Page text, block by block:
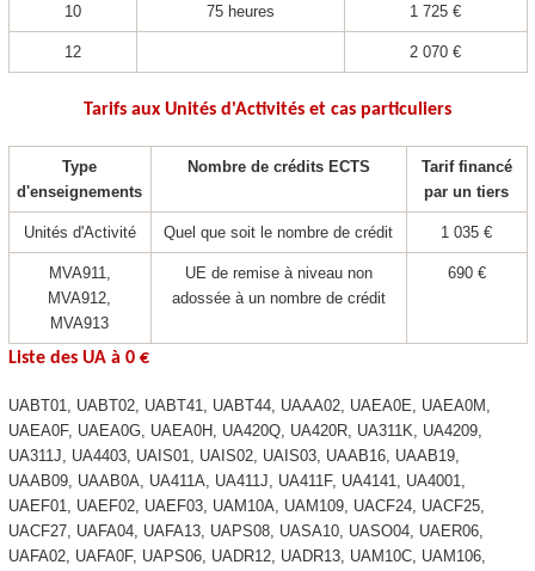
10 75 heures 1 725 €
12 2 070 €
Tarifs aux Unités d'Activités et cas particuliers
Type
d'enseignements
Nombre de crédits ECTS
Tarif financé
par un tiers
Unités d'Activité Quel que soit le nombre de crédit 1 035 €
MVA911,
MVA912,
MVA913
UE de remise à niveau non
adossée à un nombre de crédit
690 €
Liste des UAà 0 €
UABT01, UABT02, UABT41, UABT44, UAAA02, UAEA0E, UAEA0M,
UAEA0F, UAEA0G, UAEA0H, UA420Q, UA420R, UA311K, UA4209,
UA311J, UA4403, UAIS01, UAIS02, UAIS03, UAAB16, UAAB19,
UAAB09, UAAB0A, UA411A, UA411J, UA411F, UA4141, UA4001,
UAEF01, UAEF02, UAEF03, UAM10A, UAM109, UACF24, UACF25,
UACF27, UAFA04, UAFA13, UAPS08, UASA10, UASO04, UAER06,
UAFA02, UAFA0F, UAPS06, UADR12, UADR13, UAM10C, UAM106,